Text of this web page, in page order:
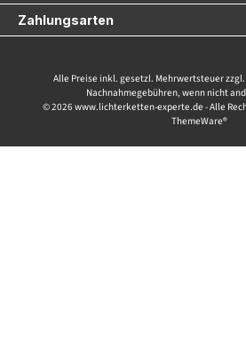
Zahlungsarten
Alle Preise inkl. gesetzl. Mehrwertsteuer zzgl.
Nachnahmegebühren, wenn nicht
© 2026 www.lichterketten-experte.de - Alle
ThemeWare®